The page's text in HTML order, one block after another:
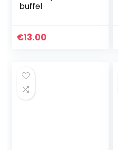
buffel
€13.00